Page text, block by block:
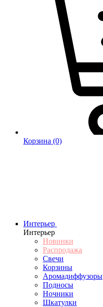
Корзина (0)
Интерьер
Интерьер
Новинки
Распродажа
Свечи
Корзины
Аромадиффузоры
Подносы
Ночники
Шкатулки